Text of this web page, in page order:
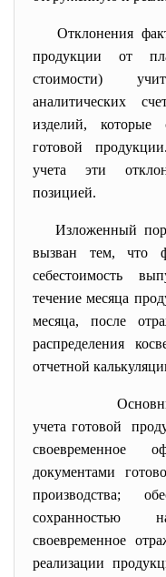
Отклонения
продукции от
стоимости)
аналитических
изделий, которые
готовой
учета эти
позицией.
Изложенный
вызван тем, что
себестоимость
течение месяца
месяца, после
распределения
отчетной
учета готовой
своевременное
документами
производства;
сохранностью
своевременное
реализации